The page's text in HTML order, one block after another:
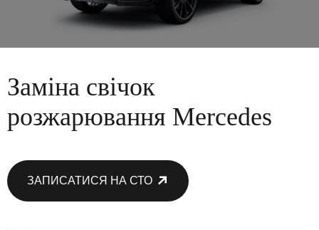
Заміна свічок
розжарювання Mercedes
ЗАПИСАТИСЯ НА СТО